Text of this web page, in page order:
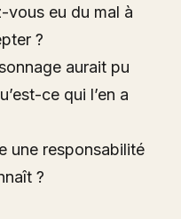
vous eu du mal à
?
aurait pu
ce qui l’en a
une responsabilité
?